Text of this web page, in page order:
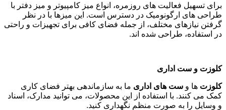
برای تسهیل فعالیت های روزمره، انواع میز کامپیوتر و میز دفتر با
طراحی های ارگونومیک در دسترس است. این میزها با در نظر
گرفتن نیازهای مختلف، از جمله فضای کافی برای تجهیزات و راحتی
در استفاده، طراحی شده اند.
کلوزت و ست اداری
کلوزت ها و ست های اداری ما به سازماندهی بهتر فضای کاری
کمک می کنند. با استفاده از این محصولات، می توانید مدارک، اسناد
و وسایل را به صورت منظم نگهداری کنید.